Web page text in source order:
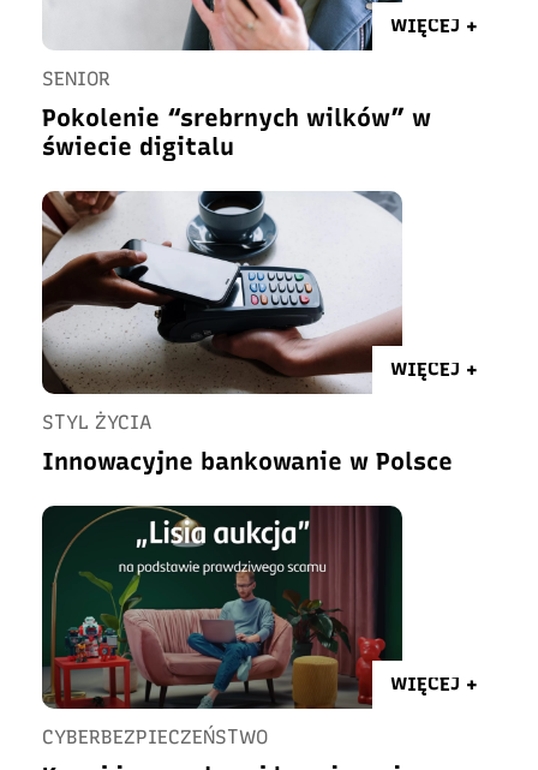
WIĘCEJ +
SENIOR
Pokolenie “srebrnych wilków” w
świecie digitalu
WIĘCEJ +
STYL ŻYCIA
Innowacyjne bankowanie w Polsce
WIĘCEJ +
CYBERBEZPIECZEŃSTWO